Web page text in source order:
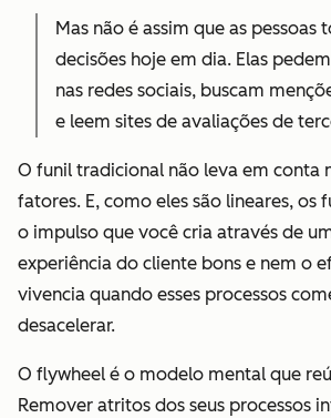
Mas não é assim que as pessoas
decisões hoje em dia. Elas
nas redes sociais, buscam
e leem sites de avaliações de
O funil tradicional não leva em conta
fatores. E, como eles são lineares, os
o impulso que você cria através de
experiência do cliente bons e nem o
vivencia quando esses processos
desacelerar.
O flywheel é o modelo mental que
Remover atritos dos seus processos